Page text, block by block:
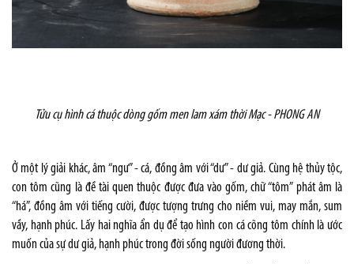
Tửu cụ hình cá thuộc dòng gốm men lam xám thời Mạc -PHONG AN
Ở một lý giải khác, âm “ngư” - cá, đồng âm với “dư” - dư giả. Cùng hệ thủy tộc,
con tôm cũng là đề tài quen thuộc được đưa vào gốm, chữ “tôm” phát âm là
“há”, đồng âm với tiếng cười, được tượng trưng cho niềm vui, may mắn, sum
vầy, hạnh phúc. Lấy hai nghĩa ẩn dụ để tạo hình con cá cõng tôm chính là ước
muốn của sự dư giả, hạnh phúc trong đời sống người đương thời.